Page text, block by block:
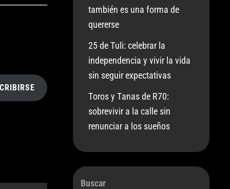
también es una forma de
quererse
25 de Tuli: celebrar la
independencia y vivir la vida
sin seguir expectativas
Toros y Tanas de R70:
sobrevivir a la calle sin
renunciar a los sueños
Buscar